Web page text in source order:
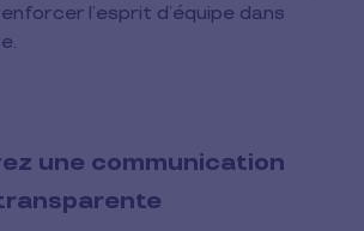
l’esprit d’équipe dans
une communication